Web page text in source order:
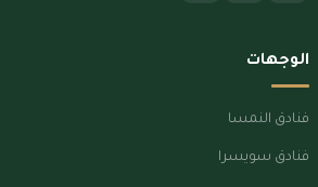
الوجهات
فنادق النمسا
فنادق سويسرا